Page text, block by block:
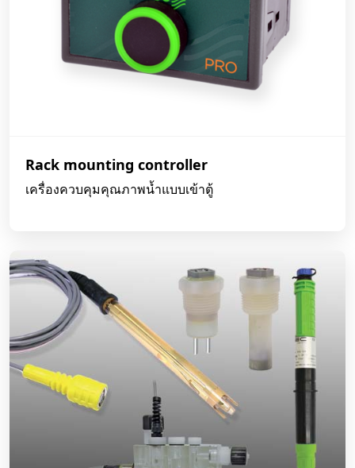
Rack mounting controller
เครื่องควบคุมคุณภาพน้ำแบบเข้าตู้